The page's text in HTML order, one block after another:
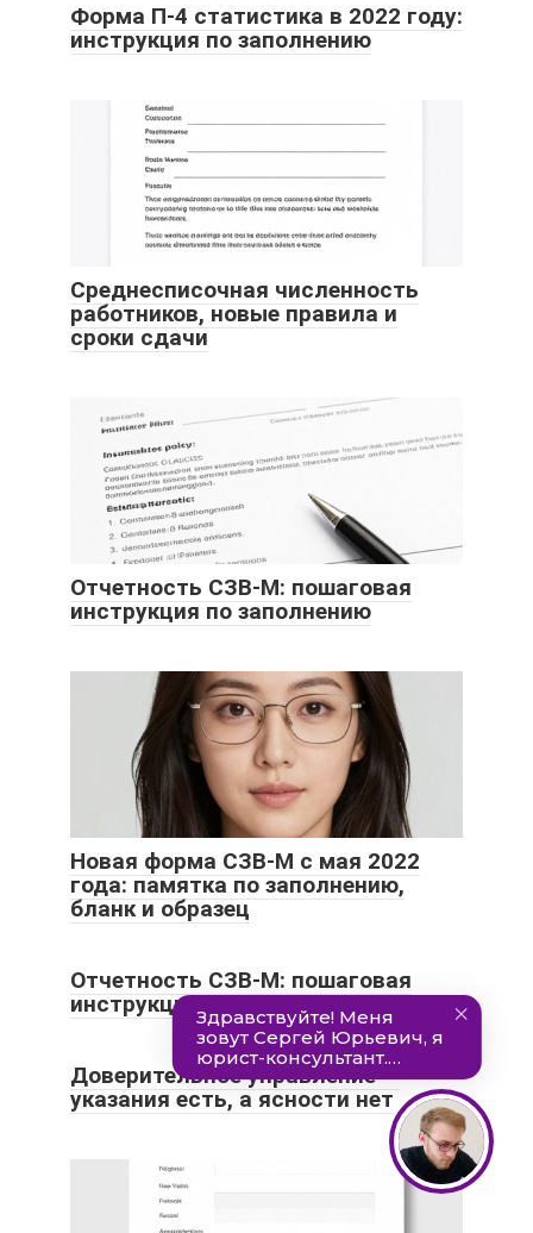
Форма П-4 статистика в 2022 году:
инструкция по заполнению
Среднесписочная численность
работников, новые правила и
сроки сдачи
Отчетность СЗВ-М: пошаговая
инструкция по заполнению
Новая форма СЗВ-М с мая 2022
года: памятка по заполнению,
бланк и образец
Отчетность СЗВ-М: пошаговая
инструкция по заполнению
Доверительное управление —
указания есть, а ясности нет